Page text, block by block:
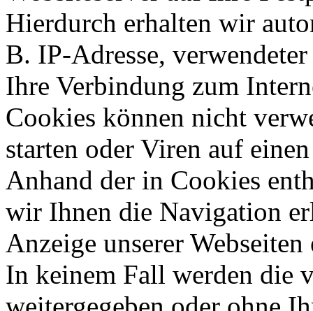
Hierdurch erhalten wir
B. IP-Adresse,
Ihre Verbindung zum
Cookies können nicht
starten oder Viren auf
Anhand der in Cookies
wir Ihnen die Navigation
Anzeige unserer
In keinem Fall werden die